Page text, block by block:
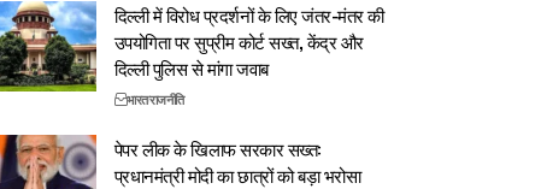
दिल्ली में विरोध प्रदर्शनों के लिए जंतर-मंतर की
उपयोगिता पर सुप्रीम कोर्ट सख्त, केंद्र और
दिल्ली पुलिस से मांगा जवाब
भारतराजनीति
पेपर लीक के खिलाफ सरकार सख्त:
प्रधानमंत्री मोदी का छात्रों को बड़ा भरोसा